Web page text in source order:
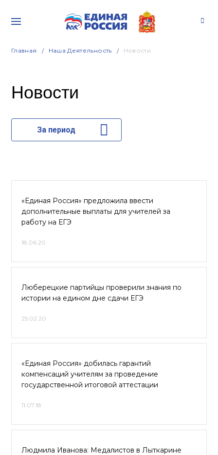
Главная Наша Деятельность Новости
Новости
За период
«Единая Россия» предложила ввести
дополнительные выплаты для учителей за
работу на ЕГЭ
18.06.20
Люберецкие партийцы проверили знания по
истории на едином дне сдачи ЕГЭ
25.02.20
«Единая Россия» добилась гарантий
компенсаций учителям за проведение
государственной итоговой аттестации
11.07.18
Людмила Иванова: Медалистов в Лыткарине